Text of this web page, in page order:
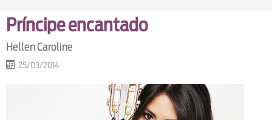
Príncipe encantado
Hellen Caroline
25/03/2014